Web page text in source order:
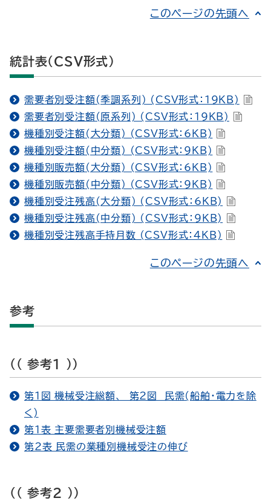
このページの先頭へ
統計表（CSV形式）
需要者別受注額(季調系列) (CSV形式：19KB)
需要者別受注額(原系列) (CSV形式：19KB)
機種別受注額(大分類) (CSV形式：6KB)
機種別受注額(中分類) (CSV形式：9KB)
機種別販売額(大分類) (CSV形式：6KB)
機種別販売額(中分類) (CSV形式：9KB)
機種別受注残高(大分類) (CSV形式：6KB)
機種別受注残高(中分類) (CSV形式：9KB)
機種別受注残高手持月数 (CSV形式：4KB)
このページの先頭へ
参考
(( 参考1 ))
第1図 機械受注総額、 第2図 民需(船舶・電力を除
く)
第1表 主要需要者別機械受注額
第2表 民需の業種別機械受注の伸び
(( 参考2 ))